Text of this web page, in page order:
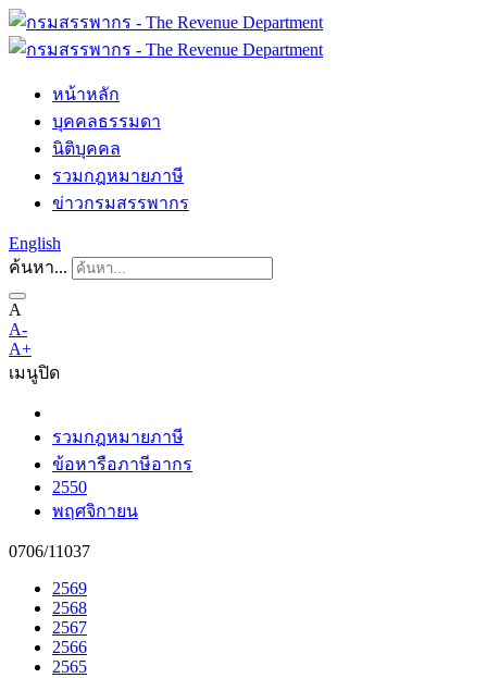
หน้าหลัก
บุคคลธรรมดา
นิติบุคคล
รวมกฎหมายภาษี
ข่าวกรมสรรพากร
English
ค้นหา...
A
A-
A+
เมนูปิด
รวมกฎหมายภาษี
ข้อหารือภาษีอากร
2550
พฤศจิกายน
0706/11037
2569
2568
2567
2566
2565